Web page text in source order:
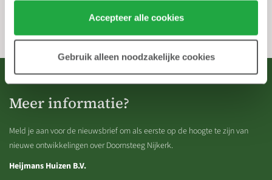
Klik hier voor meer informatie over ons cookiebeleid.
Accepteer alle cookies
Gebruik alleen noodzakelijke cookies
Heeft u vragen of opmerkingen over de aangeboden informatie op onze
website of ziet u een fout? Neem dan contact met ons op (zie gegevens
contact informatie).
Meer informatie?
Meld je aan voor de nieuwsbrief om als eerste op de hoogte te zijn van
nieuwe ontwikkelingen over Doornsteeg Nijkerk.
Heijmans Huizen B.V.